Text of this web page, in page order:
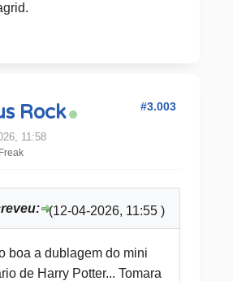
Rock
11:58
#3.003
(12-04-2026, 11:55 )
boa a dublagem do mini
de Harry Potter... Tomara